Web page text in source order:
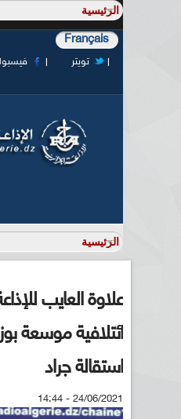
Français
تويتر
علاوة العايب
ائتلافية موسعة
استقالة جراد
24/06/2021 - 14:44